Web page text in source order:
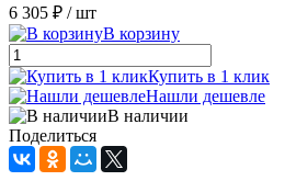
6 305 ₽ / шт
В корзину
Купить в 1 клик
Нашли дешевле
В наличии
Поделиться